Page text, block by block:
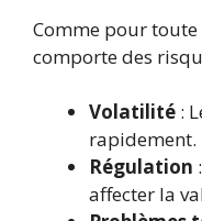
Comme pour
comporte des
Volatilité :
rapidement.
Régulation
affecter la